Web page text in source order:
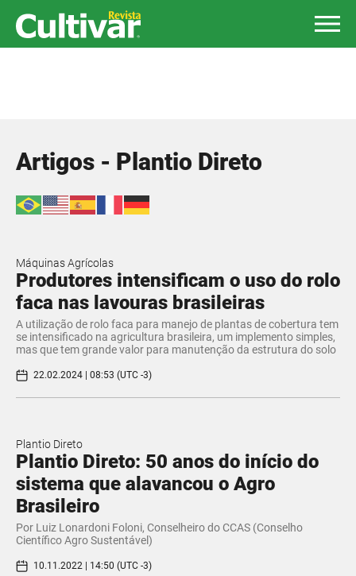
Artigos - Plantio Direto
Máquinas Agrícolas
Produtores intensificam o uso do rolo
faca nas lavouras brasileiras
A utilização de rolo faca para manejo de plantas de cobertura tem
se intensificado na agricultura brasileira, um implemento simples,
mas que tem grande valor para manutenção da estrutura do solo
22.02.2024 | 08:53 (UTC -3)
Plantio Direto
Plantio Direto: 50 anos do início do
sistema que alavancou o Agro
Brasileiro
Por Luiz Lonardoni Foloni, Conselheiro do CCAS (Conselho
Científico Agro Sustentável)
10.11.2022 | 14:50 (UTC -3)